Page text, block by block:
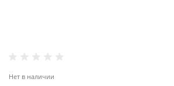
Нет в наличии